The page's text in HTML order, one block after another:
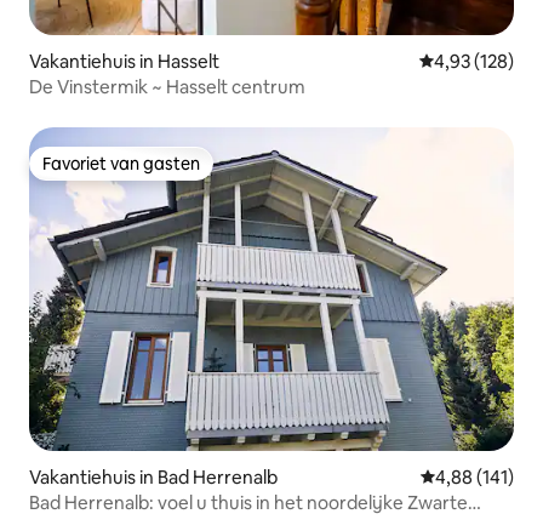
Vakantiehuis in Hasselt Gemiddelde
4,93 (128)
De Vinstermik ~ Hasselt centrum
Favoriet van gasten
Favoriet van gasten
Vakantiehuis in Bad Herrenalb Gemiddelde
4,88 (141)
Bad Herrenalb: voel u thuis in het noordelijke Zwarte